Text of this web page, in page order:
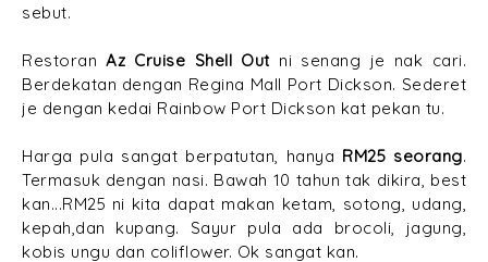
sebut.
RestoranAz Cruise Shell Out ni senang je nak cari.
Berdekatan dengan Regina Mall Port Dickson. Sederet
je dengan kedai Rainbow Port Dickson kat pekan tu.
Harga pula sangat berpatutan, hanya RM25 seorang.
Termasuk dengan nasi. Bawah 10 tahun tak dikira, best
kan...RM25 ni kita dapat makan ketam, sotong, udang,
kepah,dan kupang. Sayur pula ada brocoli, jagung,
kobis ungu dan coliflower. Ok sangat kan.